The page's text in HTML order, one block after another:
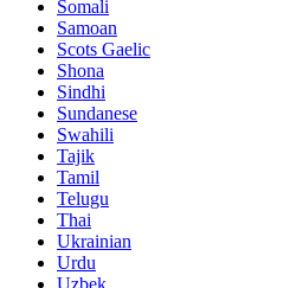
Somali
Samoan
Scots Gaelic
Shona
Sindhi
Sundanese
Swahili
Tajik
Tamil
Telugu
Thai
Ukrainian
Urdu
Uzbek